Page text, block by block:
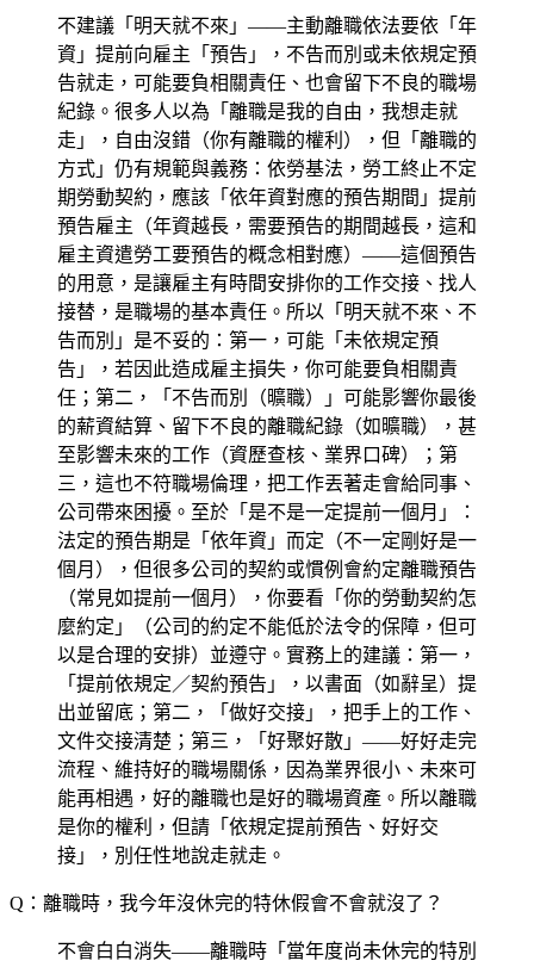
不建議「明天就不來」——主動離職依法要依「年
資」提前向雇主「預告」，不告而別或未依規定預
告就走，可能要負相關責任、也會留下不良的職場
紀錄。很多人以為「離職是我的自由，我想走就
走」，自由沒錯（你有離職的權利），但「離職的
方式」仍有規範與義務：依勞基法，勞工終止不定
期勞動契約，應該「依年資對應的預告期間」提前
預告雇主（年資越長，需要預告的期間越長，這和
雇主資遣勞工要預告的概念相對應）——這個預告
的用意，是讓雇主有時間安排你的工作交接、找人
接替，是職場的基本責任。所以「明天就不來、不
告而別」是不妥的：第一，可能「未依規定預
告」，若因此造成雇主損失，你可能要負相關責
任；第二，「不告而別（曠職）」可能影響你最後
的薪資結算、留下不良的離職紀錄（如曠職），甚
至影響未來的工作（資歷查核、業界口碑）；第
三，這也不符職場倫理，把工作丟著走會給同事、
公司帶來困擾。至於「是不是一定提前一個月」：
法定的預告期是「依年資」而定（不一定剛好是一
個月），但很多公司的契約或慣例會約定離職預告
（常見如提前一個月），你要看「你的勞動契約怎
麼約定」（公司的約定不能低於法令的保障，但可
以是合理的安排）並遵守。實務上的建議：第一，
「提前依規定／契約預告」，以書面（如辭呈）提
出並留底；第二，「做好交接」，把手上的工作、
文件交接清楚；第三，「好聚好散」——好好走完
流程、維持好的職場關係，因為業界很小、未來可
能再相遇，好的離職也是好的職場資產。所以離職
是你的權利，但請「依規定提前預告、好好交
接」，別任性地說走就走。
Q：離職時，我今年沒休完的特休假會不會就沒了？
不會白白消失——離職時「當年度尚未休完的特別